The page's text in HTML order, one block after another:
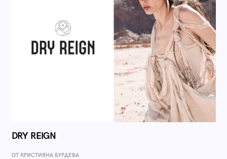
DRY REIGN
ОТ КРИСТИЯНА БУРДЕВА